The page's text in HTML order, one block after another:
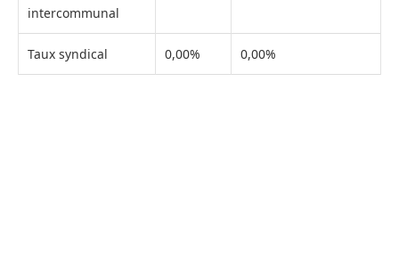
intercommunal
Taux syndical 0,00% 0,00%